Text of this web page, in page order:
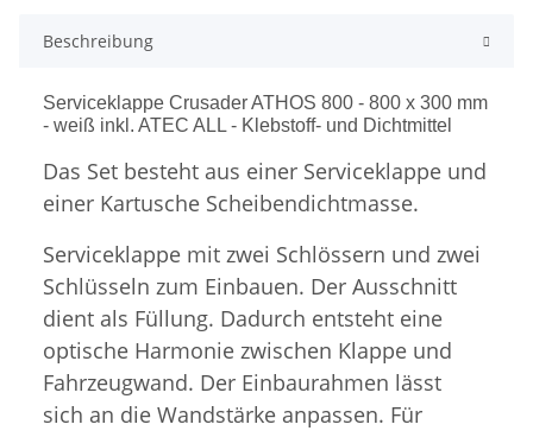
Beschreibung
Serviceklappe Crusader ATHOS 800 - 800 x 300 mm
- weiß inkl. ATEC ALL - Klebstoff- und Dichtmittel
Das Set besteht aus einer Serviceklappe und
einer Kartusche Scheibendichtmasse.
Serviceklappe mit zwei Schlössern und zwei
Schlüsseln zum Einbauen. Der Ausschnitt
dient als Füllung. Dadurch entsteht eine
optische Harmonie zwischen Klappe und
Fahrzeugwand. Der Einbaurahmen lässt
sich an die Wandstärke anpassen. Für